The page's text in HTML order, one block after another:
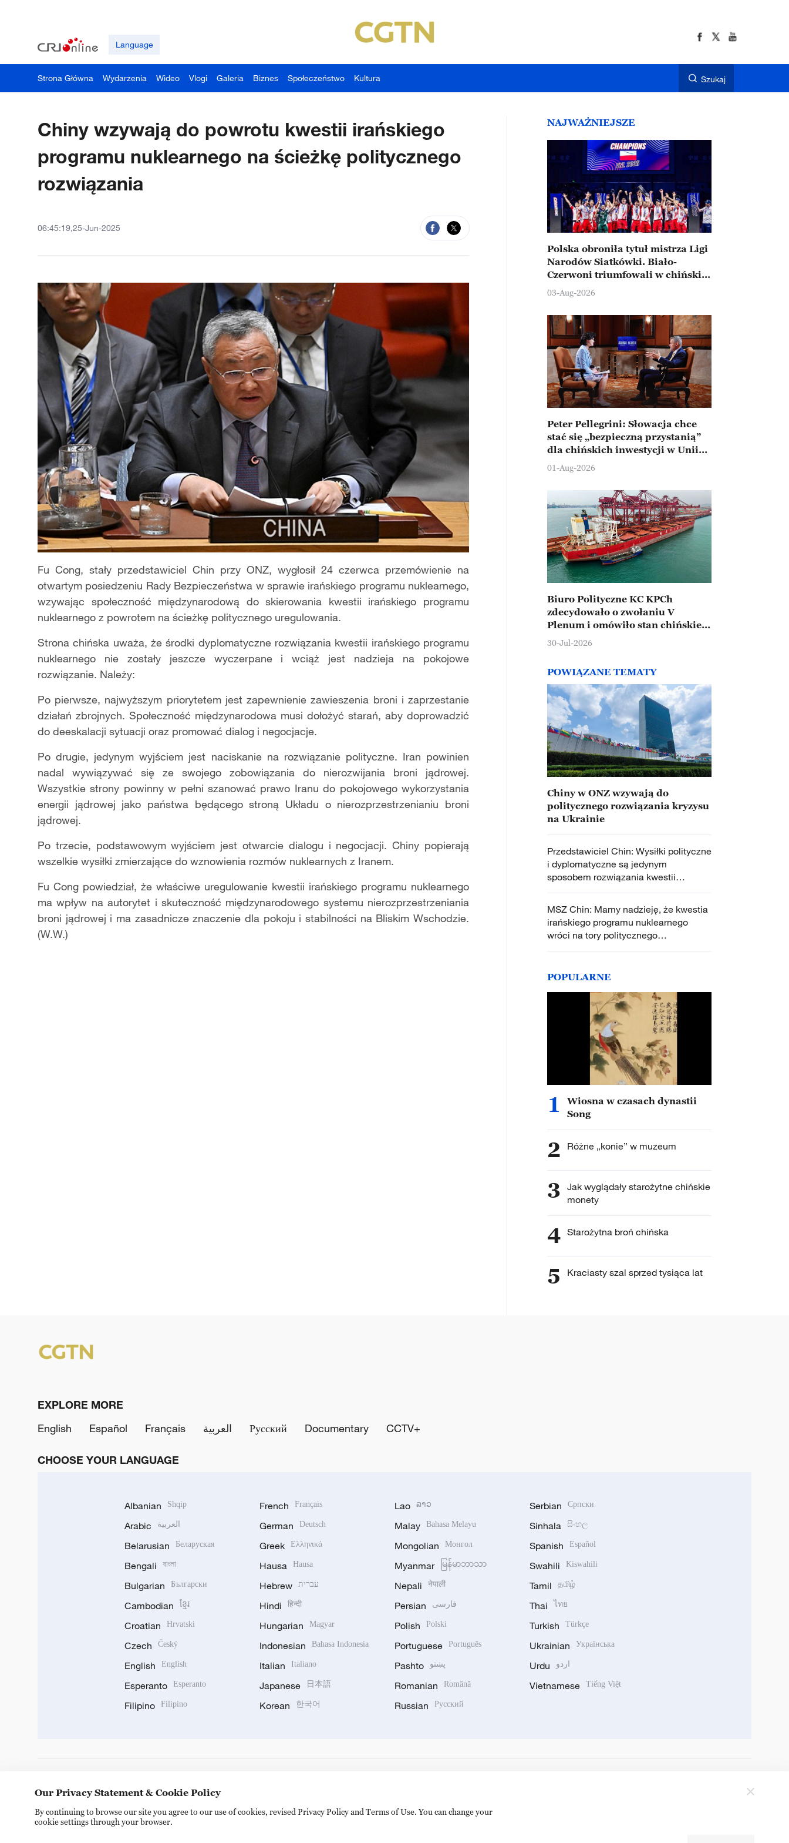
Language
Strona Główna Wydarzenia Wideo Vlogi Galeria Biznes Społeczeństwo Kultura Szukaj
Chiny wzywają do powrotu kwestii irańskiego
programu nuklearnego na ścieżkę politycznego
rozwiązania
06:45:19,25-Jun-2025
Fu Cong, stały przedstawiciel Chin przy ONZ, wygłosił 24 czerwca przemówienie na
otwartym posiedzeniu Rady Bezpieczeństwa w sprawie irańskiego programu nuklearnego,
wzywając społeczność międzynarodową do skierowania kwestii irańskiego programu
nuklearnego z powrotem na ścieżkę politycznego uregulowania.
Strona chińska uważa, że środki dyplomatyczne rozwiązania kwestii irańskiego programu
nuklearnego nie zostały jeszcze wyczerpane i wciąż jest nadzieja na pokojowe
rozwiązanie. Należy:
Po pierwsze, najwyższym priorytetem jest zapewnienie zawieszenia broni i zaprzestanie
działań zbrojnych. Społeczność międzynarodowa musi dołożyć starań, aby doprowadzić
do deeskalacji sytuacji oraz promować dialog i negocjacje.
Po drugie, jedynym wyjściem jest naciskanie na rozwiązanie polityczne. Iran powinien
nadal wywiązywać się ze swojego zobowiązania do nierozwijania broni jądrowej.
Wszystkie strony powinny w pełni szanować prawo Iranu do pokojowego wykorzystania
energii jądrowej jako państwa będącego stroną Układu o nierozprzestrzenianiu broni
jądrowej.
Po trzecie, podstawowym wyjściem jest otwarcie dialogu i negocjacji. Chiny popierają
wszelkie wysiłki zmierzające do wznowienia rozmów nuklearnych z Iranem.
Fu Cong powiedział, że właściwe uregulowanie kwestii irańskiego programu nuklearnego
ma wpływ na autorytet i skuteczność międzynarodowego systemu nierozprzestrzeniania
broni jądrowej i ma zasadnicze znaczenie dla pokoju i stabilności na Bliskim Wschodzie.
(W.W.)
NAJWAŻNIEJSZE
Polska obroniła tytuł mistrza Ligi
Narodów Siatkówki. Biało-
Czerwoni triumfowali w chińskim
Ningbo
03-Aug-2026
Peter Pellegrini: Słowacja chce
stać się „bezpieczną przystanią”
dla chińskich inwestycji w Unii
Europejskiej
01-Aug-2026
Biuro Polityczne KC KPCh
zdecydowało o zwołaniu V
Plenum i omówiło stan chińskiej
gospodarki
30-Jul-2026
POWIĄZANE TEMATY
Chiny w ONZ wzywają do
politycznego rozwiązania kryzysu
na Ukrainie
Przedstawiciel Chin: Wysiłki polityczne
i dyplomatyczne są jedynym
sposobem rozwiązania kwestii
irańskiego programu nuklearnego
MSZ Chin: Mamy nadzieję, że kwestia
irańskiego programu nuklearnego
wróci na tory politycznego
uregulowania
POPULARNE
1
Wiosna w czasach dynastii
Song
2 Różne „konie” w muzeum
3 Jak wyglądały starożytne chińskie
monety
4 Starożytna broń chińska
5 Kraciasty szal sprzed tysiąca lat
EXPLORE MORE
English
Español Français العربية Русский Documentary CCTV+
CHOOSE YOUR LANGUAGE
Albanian Shqip
Arabic العربية
Belarusian Беларуская
Bengali বাংলা
Bulgarian Български
Cambodian ខ្មែរ
Croatian Hrvatski
Czech Český
English English
Esperanto Esperanto
Filipino Filipino
French Français
German Deutsch
Greek Ελληνικά
Hausa Hausa
Hebrew עברית
Hindi हिन्दी
Hungarian Magyar
Indonesian Bahasa Indonesia
Italian Italiano
Japanese 日本語
Korean 한국어
Lao ລາວ
Malay Bahasa Melayu
Mongolian Монгол
Myanmar မြန်မာဘာသာ
Nepali नेपाली
Persian فارسی
Polish Polski
Portuguese Português
Pashto پښتو
Romanian Română
Russian Русский
Serbian Српски
Sinhala සිංහල
Spanish Español
Swahili Kiswahili
Tamil தமிழ்
Thai ไทย
Turkish Türkçe
Ukrainian Українська
Urdu اردو
Vietnamese Tiếng Việt
Our Privacy Statement & Cookie Policy
By continuing to browse our site you agree to our use of cookies, revised Privacy Policy and Terms of Use. You can change your
cookie settings through your browser.